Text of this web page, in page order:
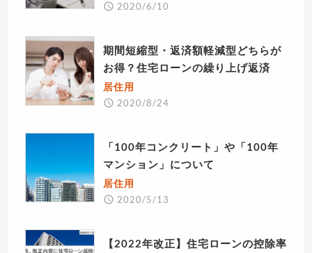
2020/6/10
期間短縮型・返済額軽減型どちらが
お得？住宅ローンの繰り上げ返済
居住用
2020/8/24
「100年コンクリート」や「100年
マンション」について
居住用
2020/5/13
【2022年改正】住宅ローンの控除率